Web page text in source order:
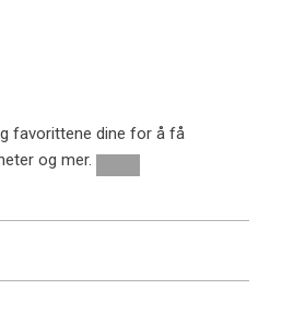
favorittene dine for å få
og mer.